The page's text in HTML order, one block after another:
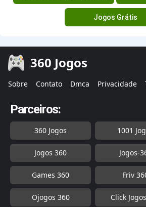
Jogos Grátis
360 Jogos
Sobre Contato Dmca Privacidade
Parceiros:
360 Jogos 1001
Jogos 360 Jogos-
Games 360 Friv
Ojogos 360 Click